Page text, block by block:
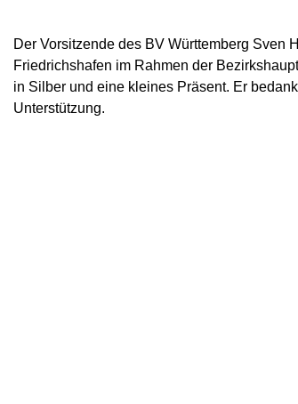
Der Vorsitzende des BV Württemberg Sven
Friedrichshafen im Rahmen der
in Silber und eine kleines Präsent. Er
Unterstützung.